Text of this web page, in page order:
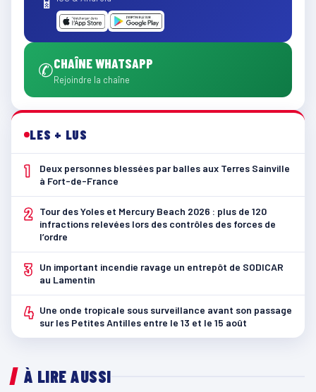
✆CHAÎNE WHATSAPP
Rejoindre la chaîne
LES + LUS
1
Deux personnes blessées par balles aux Terres Sainville
à Fort-de-France
2
Tour des Yoles et Mercury Beach 2026 : plus de 120
infractions relevées lors des contrôles des forces de
l’ordre
3
Un important incendie ravage un entrepôt de SODICAR
au Lamentin
4 Une onde tropicale sous surveillance avant son passage
sur les Petites Antilles entre le 13 et le 15 août
À LIRE AUSSI